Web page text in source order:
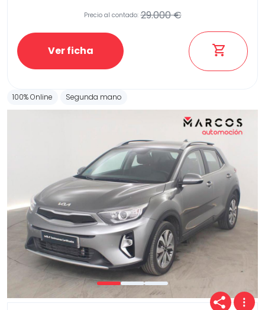
Precio al contado: 29.000 €
Ver ficha
100% Online Segunda mano